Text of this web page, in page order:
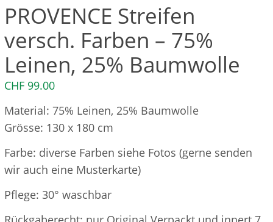
PROVENCE Streifen
versch. Farben – 75%
Leinen, 25% Baumwolle
CHF 99.00
Material: 75% Leinen, 25% Baumwolle
Grösse: 130 x 180 cm
Farbe: diverse Farben siehe Fotos (gerne senden
wir auch eine Musterkarte)
Pflege: 30° waschbar